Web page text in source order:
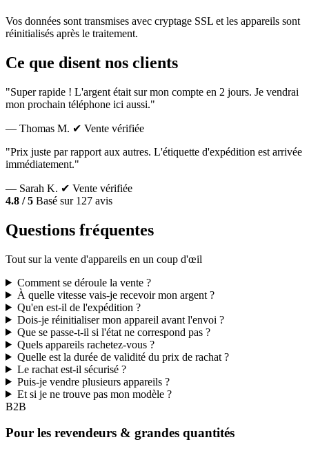
Vos données sont transmises avec cryptage SSL et les appareils sont
réinitialisés après le traitement.
Ce que disent nos clients
"Super rapide ! L'argent était sur mon compte en 2 jours. Je vendrai
mon prochain téléphone ici aussi."
— Thomas M. ✔ Vente vérifiée
"Prix juste par rapport aux autres. L'étiquette d'expédition est arrivée
immédiatement."
— Sarah K. ✔ Vente vérifiée
4.8 / 5 Basé sur 127 avis
Questions fréquentes
Tout sur la vente d'appareils en un coup d'œil
Comment se déroule la vente ?
À quelle vitesse vais-je recevoir mon argent ?
Qu'en est-il de l'expédition ?
Dois-je réinitialiser mon appareil avant l'envoi ?
Que se passe-t-il si l'état ne correspond pas ?
Quels appareils rachetez-vous ?
Quelle est la durée de validité du prix de rachat ?
Le rachat est-il sécurisé ?
Puis-je vendre plusieurs appareils ?
Et si je ne trouve pas mon modèle ?
B2B
Pour les revendeurs & grandes quantités